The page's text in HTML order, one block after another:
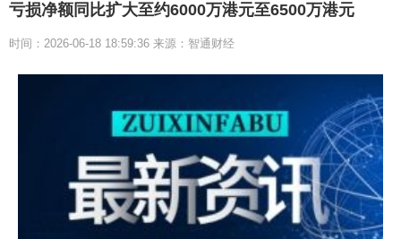
亏损净额同比扩大至约6000万港元至6500万港元
时间：2026-06-18 18:59:36 来源：智通财经